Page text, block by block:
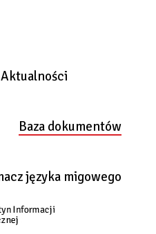
Aktualności
Baza dokumentów